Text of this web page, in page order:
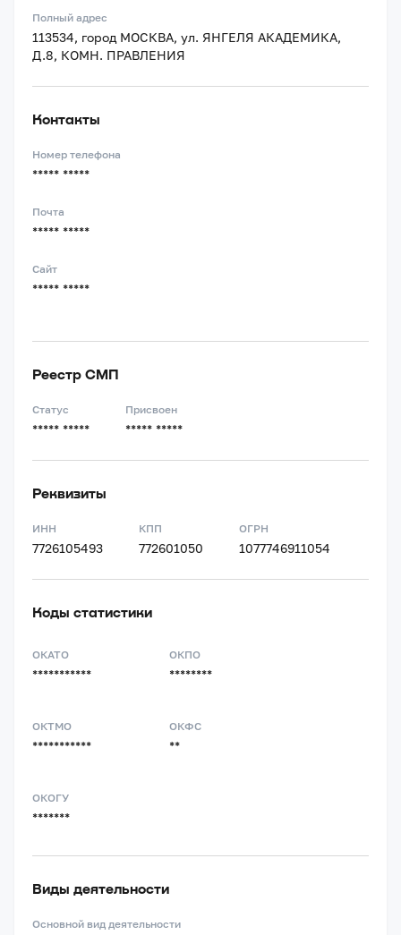
Полный адрес
113534, город МОСКВА, ул. ЯНГЕЛЯ АКАДЕМИКА,
Д.8, КОМН. ПРАВЛЕНИЯ
Контакты
Номер телефона
***** *****
Почта
***** *****
Сайт
***** *****
Реестр СМП
Статус
***** *****
Присвоен
***** *****
Реквизиты
ИНН
7726105493
КПП
772601050
ОГРН
1077746911054
Коды статистики
ОКАТО
***********
ОКПО
********
ОКТМО
***********
ОКФС
**
ОКОГУ
*******
Виды деятельности
Основной вид деятельности